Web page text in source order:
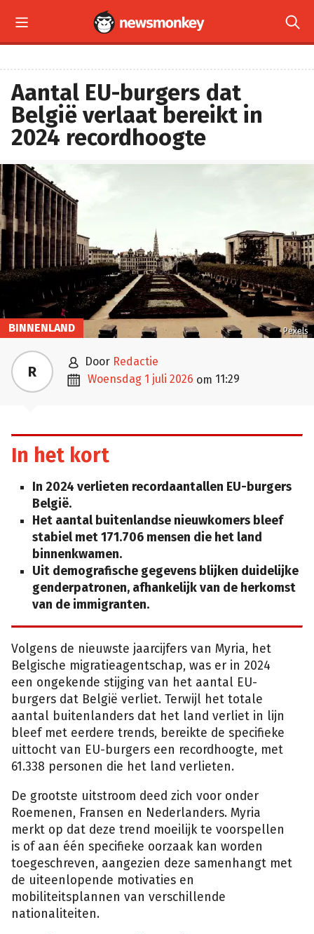
 
Aantal EU-burgers dat
België verlaat bereikt in
2024 recordhoogte
Pexels
BINNENLAND
R  door Redactie
 woensdag 1 juli 2026 om 11:29
In het kort
In 2024 verlieten recordaantallen EU-burgers
België.
Het aantal buitenlandse nieuwkomers bleef
stabiel met 171.706 mensen die het land
binnenkwamen.
Uit demografische gegevens blijken duidelijke
genderpatronen, afhankelijk van de herkomst
van de immigranten.
Volgens de nieuwste jaarcijfers van Myria, het
Belgische migratieagentschap, was er in 2024
een ongekende stijging van het aantal EU-
burgers dat België verliet. Terwijl het totale
aantal buitenlanders dat het land verliet in lijn
bleef met eerdere trends, bereikte de specifieke
uittocht van EU-burgers een recordhoogte, met
61.338 personen die het land verlieten.
De grootste uitstroom deed zich voor onder
Roemenen, Fransen en Nederlanders. Myria
merkt op dat deze trend moeilijk te voorspellen
is of aan één specifieke oorzaak kan worden
toegeschreven, aangezien deze samenhangt met
de uiteenlopende motivaties en
mobiliteitsplannen van verschillende
nationaliteiten.